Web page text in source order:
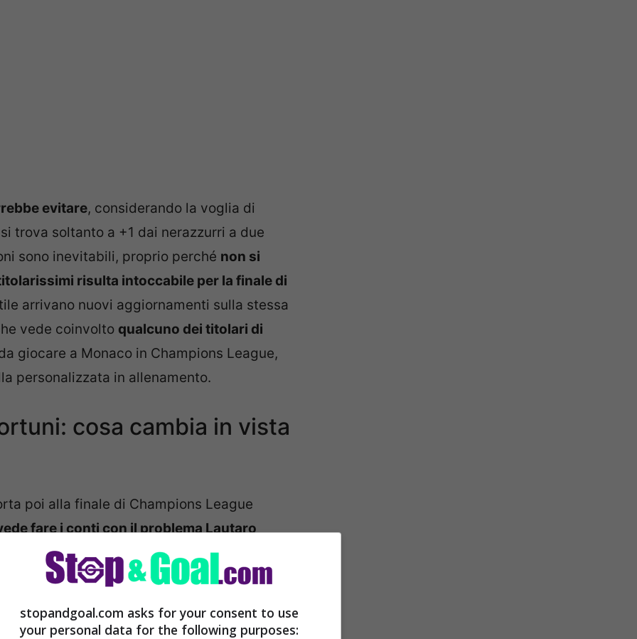
evitare, considerando la voglia di
trova soltanto a +1 dai nerazzurri a due
sono inevitabili, proprio perché non si
risulta intoccabile per la finale di
arrivano nuovi aggiornamenti sulla stessa
vede coinvolto qualcuno dei titolari di
giocare a Monaco in Champions League,
personalizzata in allenamento.
cosa cambia in vista
poi alla finale di Champions League
fare i conti con il problema Lautaro
formazioni in vista del week-end si rivede
tra i titolari, considerando il ruolo
che ricopre lo svizzero. Ma poi ci
stopandgoal.com asks for your consent to use
your personal data for the following purposes: